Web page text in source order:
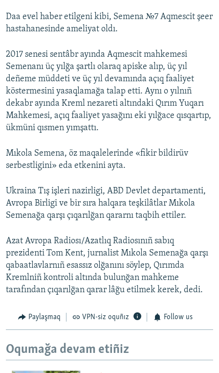
Daa evel haber etilgeni kibi, Semena №7 Aqmescit şeer
hastahanesinde ameliyat oldı.
2017 senesi sentâbr ayında Aqmescit mahkemesi
Semenanı üç yılğa şartlı olaraq apiske alıp, üç yıl
deñeme müddeti ve üç yıl devamında açıq faaliyet
köstermesini yasaqlamağa talap etti. Aynı o yılnıñ
dekabr ayında Kreml nezareti altındaki Qırım Yuqarı
Mahkemesi, açıq faaliyet yasağını eki yılğace qısqartıp,
ükmüni qısmen yımşattı.
Mıkola Semena, öz maqalelerinde «fikir bildirüv
serbestligini» eda etkenini ayta.
Ukraina Tış işleri nazirligi, ABD Devlet departamenti,
Avropa Birligi ve bir sıra halqara teşkilâtlar Mıkola
Semenağa qarşı çıqarılğan qararnı taqbih ettiler.
Azat Avropa Radiosı/Azatlıq Radiosınıñ sabıq
prezidenti Tom Kent, jurnalist Mıkola Semenağa qarşı
qabaatlavlarnıñ esassız olğanını söylep, Qırımda
Kremlniñ kontroli altında bulunğan mahkeme
tarafından çıqarılğan qarar lâğu etilmek kerek, dedi.
Paylaşmaq VPN-siz oquñız Follow us
Oqumağa devam etiñiz